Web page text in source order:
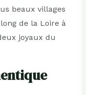
beaux villages
de la Loire à
joyaux du